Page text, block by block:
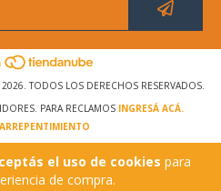
el uso de cookies para
de compra.
TODOS LOS DERECHOS RESERVADOS.
PARA RECLAMOS INGRESÁ ACÁ.